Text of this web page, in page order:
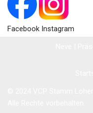
Facebook Instagram